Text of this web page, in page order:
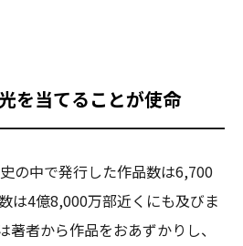
を当てることが使命
の中で発行した作品数は6,700
は4億8,000万部近くにも及びま
著者から作品をおあずかりし、